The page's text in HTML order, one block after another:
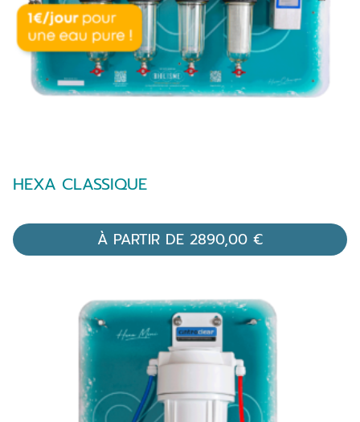
HEXA CLASSIQUE
À PARTIR DE 2890,00 €